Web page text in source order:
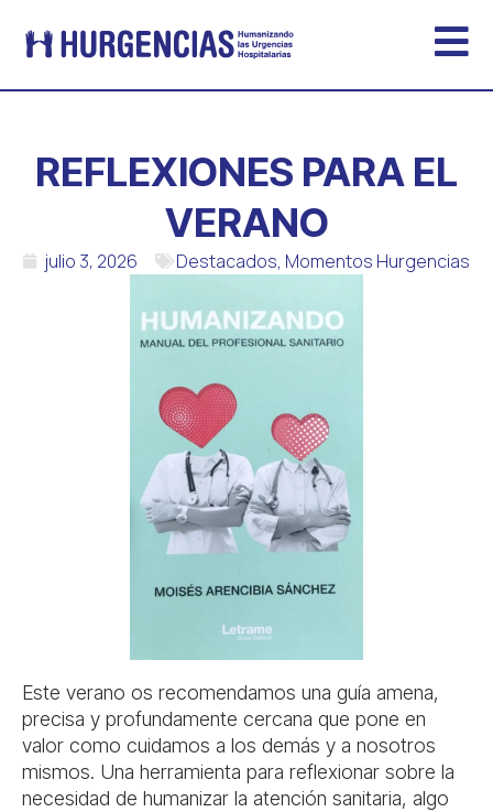
REFLEXIONES PARA EL
VERANO
julio 3, 2026 Destacados, Momentos Hurgencias
Este verano os recomendamos una guía amena,
precisa y profundamente cercana que pone en
valor como cuidamos a los demás y a nosotros
mismos. Una herramienta para reflexionar sobre la
necesidad de humanizar la atención sanitaria, algo